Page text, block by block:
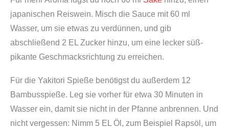
japanischen Reiswein. Misch die Sauce mit 60 ml
Wasser, um sie etwas zu verdünnen, und gib
abschließend 2 EL Zucker hinzu, um eine lecker süß-
pikante Geschmacksrichtung zu erreichen.
Für die Yakitori Spieße benötigst du außerdem 12
Bambusspieße. Leg sie vorher für etwa 30 Minuten in
Wasser ein, damit sie nicht in der Pfanne anbrennen. Und
nicht vergessen: Nimm 5 EL Öl, zum Beispiel Rapsöl, um